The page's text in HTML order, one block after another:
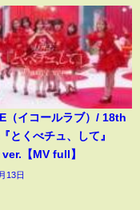
（イコールラブ）/ 18th
とくべチュ、して』
【MV full】
13日